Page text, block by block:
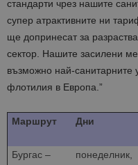
стандарти чрез нашите
супер атрактивните ни
ще допринесат за
сектор. Нашите засилени
възможно най-санитарните
флотилия в Европа.”
Маршрут Дни
Бургас –
понеделник,